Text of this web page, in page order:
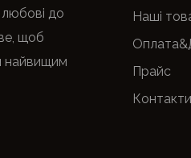
до
щоб
найвищим
Наші
Прайс
Контакти